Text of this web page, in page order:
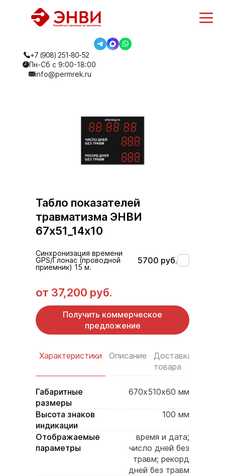
+7 (908) 251-80-52
Пн-Сб с 9:00-18:00
info@permrek.ru
Характеристики Описание
Доставка
товара
Габаритные
размеры
670х510х60 мм
Высота знаков
индикации
100 мм
Отображаемые
параметры
время и дата;
число дней без
травм; рекорд
дней без травм
Табло показателей
травматизма ЭНВИ
67х51_14х10
от 37,200 руб.
Получить коммерческое
предложение
Синхронизация времени
GPS/Глонас (проводной
приемник) 15 м.
5700 руб.